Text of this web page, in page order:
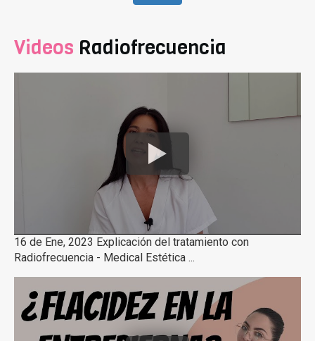
Videos Radiofrecuencia
16 de Ene, 2023 Explicación del tratamiento con
Radiofrecuencia - Medical Estética ...